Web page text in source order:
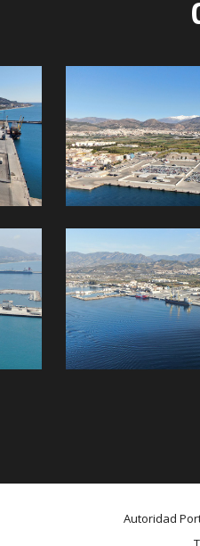
Autoridad